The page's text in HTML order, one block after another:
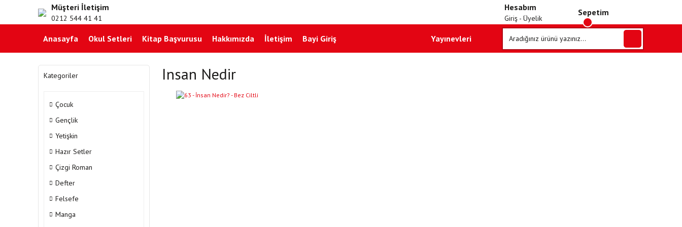
Müşteri İletişim
0212 544 41 41
Hesabım
Giriş - Üyelik
Sepetim
Anasayfa Okul Setleri Kitap Başvurusu Hakkımızda İletişim Bayi Giriş Yayınevleri
Kategoriler
Çocuk
Gençlik
Yetişkin
Hazır Setler
Çizgi Roman
Defter
Felsefe
Manga
Insan Nedir